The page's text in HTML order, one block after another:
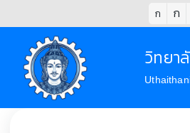
ก ก
วิทยา